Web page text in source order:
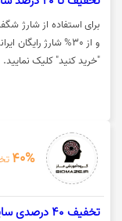
و از 30% شارژ
"خرید کنید" کلیک نمایید.
40%
تخفیف 40 درصدی سایت ماز ویژه آزمون الکتریکی